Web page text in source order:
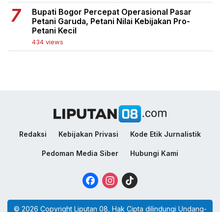
Bupati Bogor Percepat Operasional Pasar
Petani Garuda, Petani Nilai Kebijakan Pro-
Petani Kecil
434 views
Redaksi Kebijakan Privasi Kode Etik Jurnalistik
Pedoman Media Siber Hubungi Kami
FacebookInstagram
© 2026 Copyright Liputan 08, Hak Cipta dilindungi Undang-